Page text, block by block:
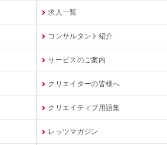
求人一覧
コンサルタント紹介
サービスのご案内
クリエイターの皆様へ
クリエイティブ用語集
レッツマガジン